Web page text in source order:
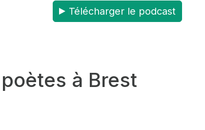
Télécharger le podcast
à Brest